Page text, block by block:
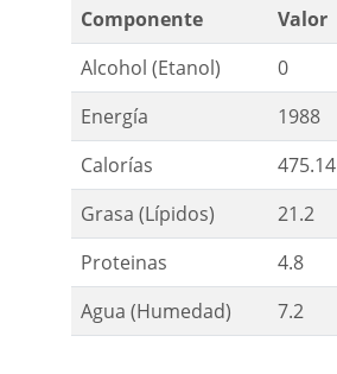
Componente
Valor
Alcohol (Etanol)
0
Energía
1988
Calorías
475.14
Grasa (Lípidos)
21.2
Proteinas
4.8
Agua (Humedad)
7.2